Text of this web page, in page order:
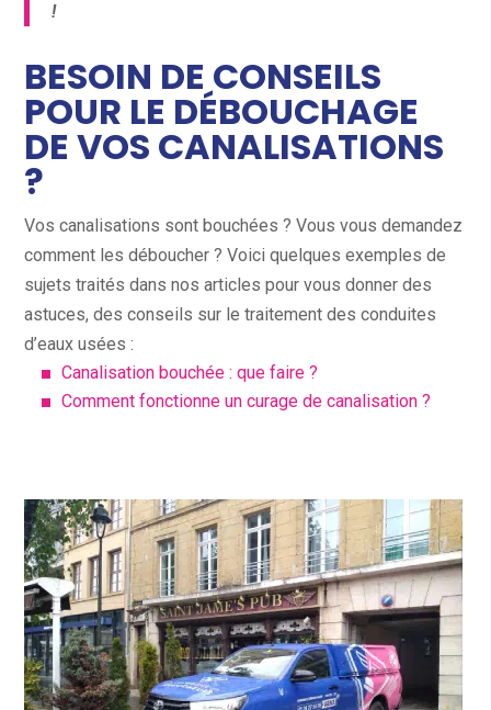
!
BESOIN DE CONSEILS
POUR LE DÉBOUCHAGE
DE VOS CANALISATIONS
?
Vos canalisations sont bouchées ? Vous vous demandez
comment les déboucher ? Voici quelques exemples de
sujets traités dans nos articles pour vous donner des
astuces, des conseils sur le traitement des conduites
d’eaux usées :
Canalisation bouchée : que faire ?
Comment fonctionne un curage de canalisation ?